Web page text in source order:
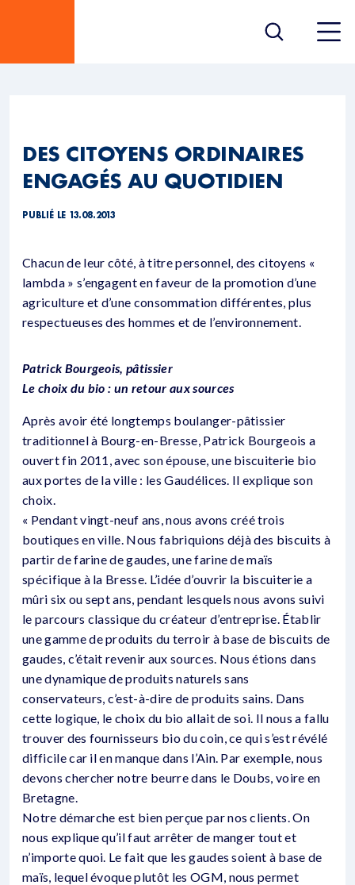
DES CITOYENS ORDINAIRES
ENGAGÉS AU QUOTIDIEN
PUBLIÉ LE 13.08.2013
Chacun de leur côté, à titre personnel, des citoyens «
lambda » s’engagent en faveur de la promotion d’une
agriculture et d’une consommation différentes, plus
respectueuses des hommes et de l’environnement.
Patrick Bourgeois, pâtissier
Le choix du bio : un retour aux sources
Après avoir été longtemps boulanger-pâtissier
traditionnel à Bourg-en-Bresse, Patrick Bourgeois a
ouvert fin 2011, avec son épouse, une biscuiterie bio
aux portes de la ville : les Gaudélices. Il explique son
choix.
« Pendant vingt-neuf ans, nous avons créé trois
boutiques en ville. Nous fabriquions déjà des biscuits à
partir de farine de gaudes, une farine de maïs
spécifique à la Bresse. L’idée d’ouvrir la biscuiterie a
mûri six ou sept ans, pendant lesquels nous avons suivi
le parcours classique du créateur d’entreprise. Établir
une gamme de produits du terroir à base de biscuits de
gaudes, c’était revenir aux sources. Nous étions dans
une dynamique de produits naturels sans
conservateurs, c’est-à-dire de produits sains. Dans
cette logique, le choix du bio allait de soi. Il nous a fallu
trouver des fournisseurs bio du coin, ce qui s’est révélé
difficile car il en manque dans l’Ain. Par exemple, nous
devons chercher notre beurre dans le Doubs, voire en
Bretagne.
Notre démarche est bien perçue par nos clients. On
nous explique qu’il faut arrêter de manger tout et
n’importe quoi. Le fait que les gaudes soient à base de
maïs, lequel évoque plutôt les OGM, nous permet